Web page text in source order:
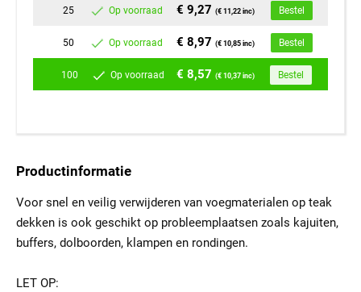
25 Op voorraad € 9,27(€ 11,22 inc) Bestel
50 Op voorraad € 8,97(€ 10,85 inc) Bestel
100 Op voorraad € 8,57(€ 10,37 inc) Bestel
Productinformatie
Voor snel en veilig verwijderen van voegmaterialen op teak
dekken is ook geschikt op probleemplaatsen zoals kajuiten,
buffers, dolboorden, klampen en rondingen.
LET OP: